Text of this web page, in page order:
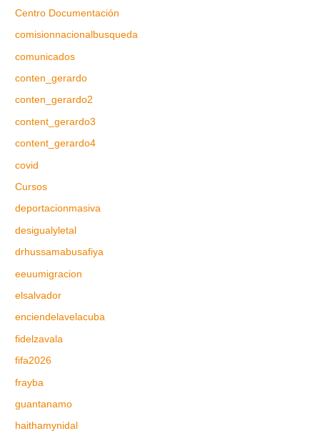
Centro Documentación
comisionnacionalbusqueda
comunicados
conten_gerardo
conten_gerardo2
content_gerardo3
content_gerardo4
covid
Cursos
deportacionmasiva
desigualyletal
drhussamabusafiya
eeuumigracion
elsalvador
enciendelavelacuba
fidelzavala
fifa2026
frayba
guantanamo
haithamynidal